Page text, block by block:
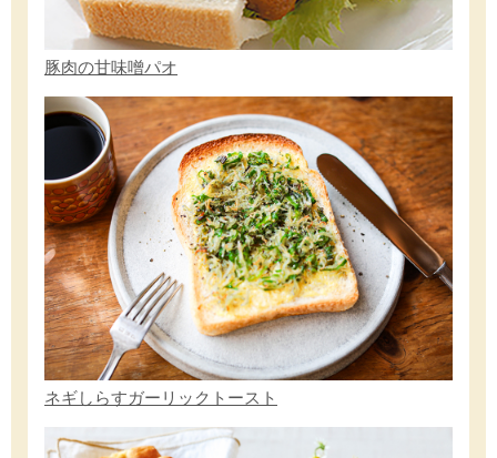
豚肉の甘味噌パオ
ネギしらすガーリックトースト